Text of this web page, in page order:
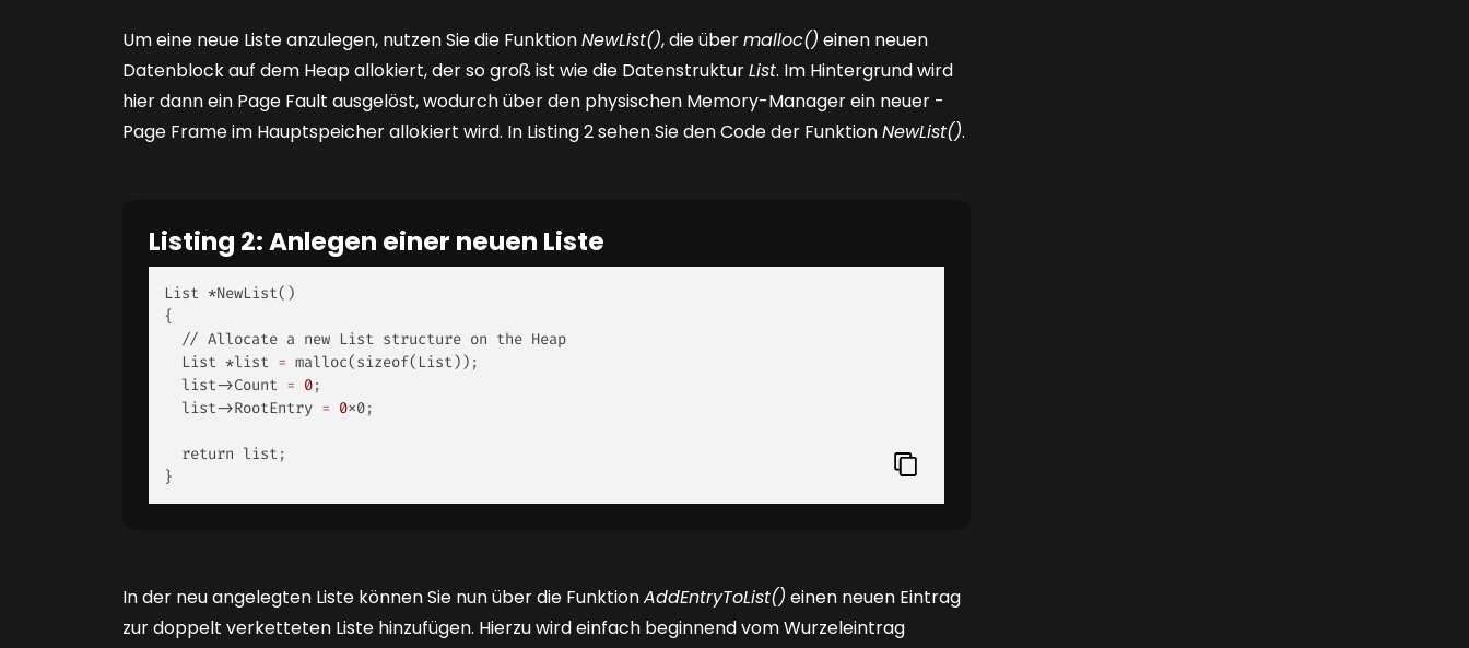
Um eine neue Liste anzulegen, nutzen Sie die FunktionNewList(), die übermalloc() einen neuen
Datenblock auf dem Heap allokiert, der so groß ist wie die DatenstrukturList. Im Hintergrund wird
hier dann ein Page Fault ausgelöst, wodurch über den physischen Memory-Manager ein neuer ­
Page Frame im Hauptspeicher allokiert wird. In Listing 2sehen Sie den Code der FunktionNewList().
Listing 2: Anlegen einer neuen Liste
List *NewList()
{
  List *list
= malloc(sizeof(List)) ;
  list->Count
= 0;
  list->RootEntry
= 0x0;
  return list
;
}
In der neu angelegten Liste können Sie nun über die FunktionAddEntryToList() einen neuen Eintrag
zur doppelt verketteten Liste hinzufügen. Hierzu wird einfach beginnend vom Wurzeleintrag